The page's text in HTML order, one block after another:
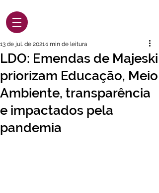
LDO: Emendas de Majeski
priorizam Educação, Meio
Ambiente, transparência
e impactados pela
pandemia
13 de jul. de 20211 min de leitura